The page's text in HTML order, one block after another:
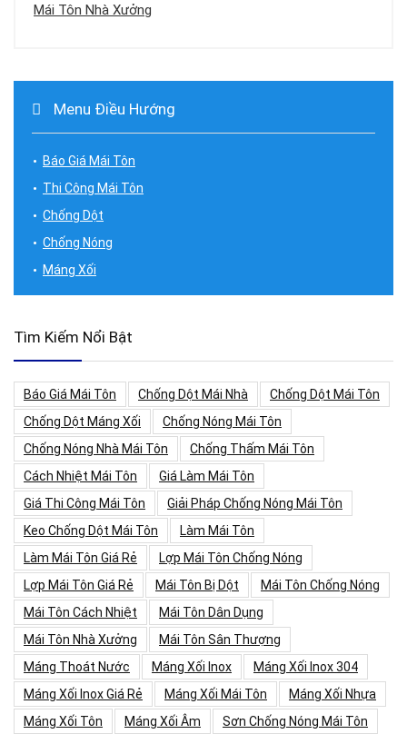
Mái Tôn Nhà Xưởng
Menu Điều Hướng
Báo Giá Mái Tôn
Thi Công Mái Tôn
Chống Dột
Chống Nóng
Máng Xối
Tìm Kiếm Nổi Bật
Báo Giá Mái Tôn Chống Dột Mái Nhà
Chống Dột Mái Tôn
Chống Dột Máng Xối
Chống Nóng Mái Tôn
Chống Nóng Nhà Mái Tôn
Chống Thấm Mái Tôn
Cách Nhiệt Mái Tôn
Giá Làm Mái Tôn
Giá Thi Công Mái Tôn
Giải Pháp Chống Nóng Mái Tôn
Keo Chống Dột Mái Tôn
Làm Mái Tôn
Làm Mái Tôn Giá Rẻ
Lợp Mái Tôn Chống Nóng
Lợp Mái Tôn Giá Rẻ
Mái Tôn Bị Dột
Mái Tôn Chống Nóng
Mái Tôn Cách Nhiệt
Mái Tôn Dân Dụng
Mái Tôn Nhà Xưởng
Mái Tôn Sân Thượng
Máng Thoát Nước
Máng Xối Inox
Máng Xối Inox 304
Máng Xối Inox Giá Rẻ
Máng Xối Mái Tôn
Máng Xối Nhựa
Máng Xối Tôn
Máng Xối Âm
Sơn Chống Nóng Mái Tôn